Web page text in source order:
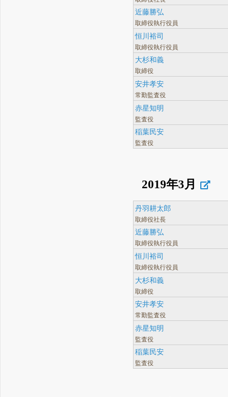
近藤勝弘
取締役執行役員
恒川裕司
取締役執行役員
大杉和義
取締役
安井孝安
常勤監査役
赤星知明
監査役
稲葉民安
監査役
2019年3月
丹羽耕太郎
取締役社長
近藤勝弘
取締役執行役員
恒川裕司
取締役執行役員
大杉和義
取締役
安井孝安
常勤監査役
赤星知明
監査役
稲葉民安
監査役